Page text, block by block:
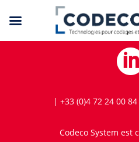
| +33 (0)4 72 24 00
Codeco System est